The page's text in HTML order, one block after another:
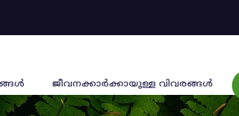
ജീവനക്കാര്‍ക്കായുള്ള വിവരങ്ങള്‍